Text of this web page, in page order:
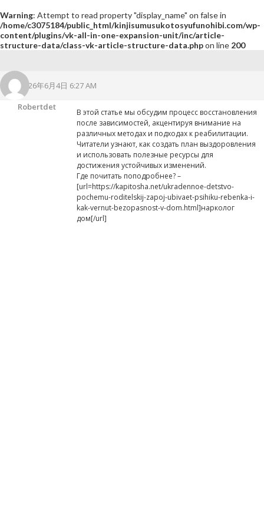
Warning: Attempt to read property "display_name" on false in
/home/c3075184/public_html/kinjisumusukotosyufunohibi.com/wp-
content/plugins/vk-all-in-one-expansion-unit/inc/article-
structure-data/class-vk-article-structure-data.phpon line 200
2026年6月4日 6:27 AM
Robertdet
В этой статье мы обсудим процесс восстановления
после зависимостей, акцентируя внимание на
различных методах и подходах к реабилитации.
Читатели узнают, как создать план выздоровления
и использовать полезные ресурсы для
достижения устойчивых изменений.
Где почитать поподробнее? –
[url=https://kapitosha.net/ukradennoe-detstvo-
pochemu-roditelskij-zapoj-ubivaet-psihiku-rebenka-i-
kak-vernut-bezopasnost-v-dom.html]нарколог
дом[/url]